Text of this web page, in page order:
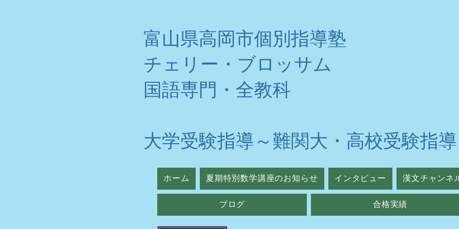
富山県高岡市個別指導塾
チェリー・ブロッサム
​国語専門・全教科
大学受験指導～難関大・高校受験指導
ホーム 夏期特別数学講座のお知らせ インタビュー 漢文チャンネ
ブログ 合格実績